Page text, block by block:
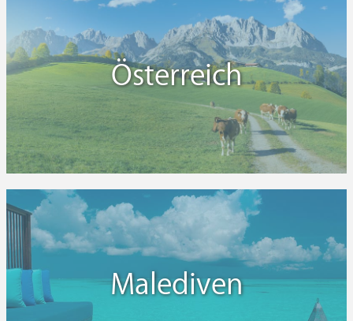
Österreich
Malediven